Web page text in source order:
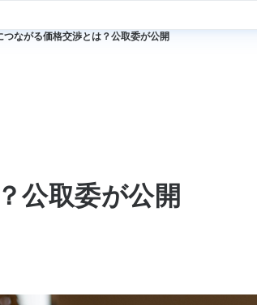
つながる価格交渉とは？公取委が公開
公取委が公開